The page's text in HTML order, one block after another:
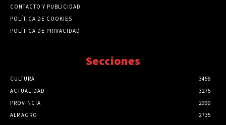
CONTACTO Y PUBLICIDAD
POLÍTICA DE COOKIES
POLÍTICA DE PRIVACIDAD
Secciones
CULTURA
3456
ACTUALIDAD
3275
PROVINCIA
2990
ALMAGRO
2735